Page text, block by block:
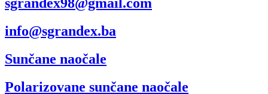
info@sgrandex.ba
Sunčane naočale
Polarizovane sunčane naočale